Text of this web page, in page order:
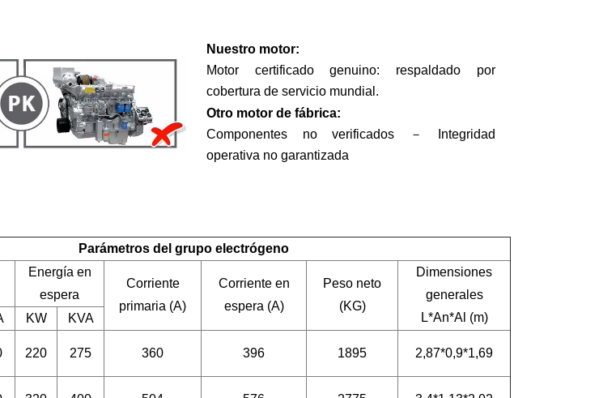
Nuestro motor:
Motor certificado genuino: respaldado por
cobertura de servicio mundial.
Otro motor de fábrica:
Componentes no verificados － Integridad
operativa no garantizada
Parámetros del grupo electrógeno
Energía en
espera
Corriente
primaria (A)
Corriente en
espera (A)
Peso neto
(KG)
Dimensiones
generales
L*An*Al (m)
KW
KVA
220 275 360 396 1895 2,87*0,9*1,69